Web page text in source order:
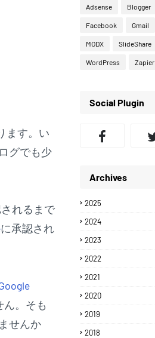
ます。い
グでも少
れるまで
に承認され
。そも
せんか
Adsense Blogger
Facebook Gmail
MODX SlideShare
WordPress Zapier
Social Plugin
Archives
2025
2024
2023
2022
2021
2020
2019
2018